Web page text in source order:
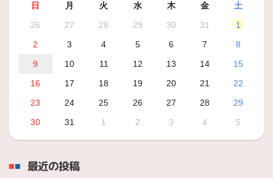
日 月 火 水 木 金
土
26
27 28 29 30 31
1
2
3 4 5 6 7
8
9
10 11 12 13 14
15
16
17 18 19 20 21
22
23
24 25 26 27 28
29
30
31 1 2 3 4 5
最近の投稿